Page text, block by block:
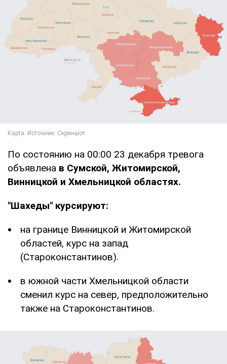
По состоянию на 00:00 23 декабря тревога
объявлена в Сумской, Житомирской,
Винницкой и Хмельницкой областях.
"Шахеды" курсируют:
на границе Винницкой и Житомирской
областей, курс на запад
(Староконстантинов).
в южной части Хмельницкой области
сменил курс на север, предположительно
также на Староконстантинов.